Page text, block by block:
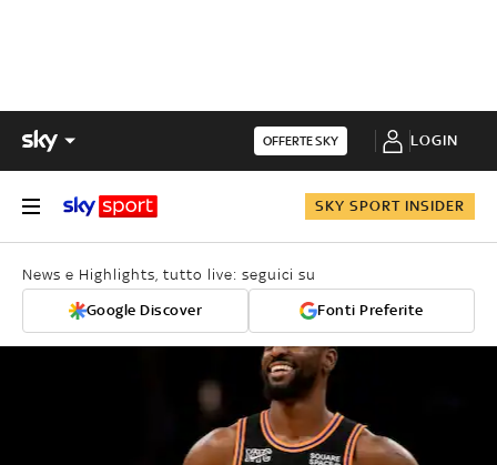
OFFERTE SKY LOGIN
SKY SPORT INSIDER
News e Highlights, tutto live: seguici su
Google Discover Fonti Preferite